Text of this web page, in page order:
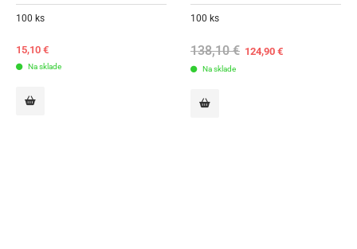
100 ks
15,10 €
Na sklade
100 ks
138,10€ Original
price
124,90€Current
price
Na sklade